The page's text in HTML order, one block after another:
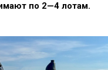
по 2—4 лотам.